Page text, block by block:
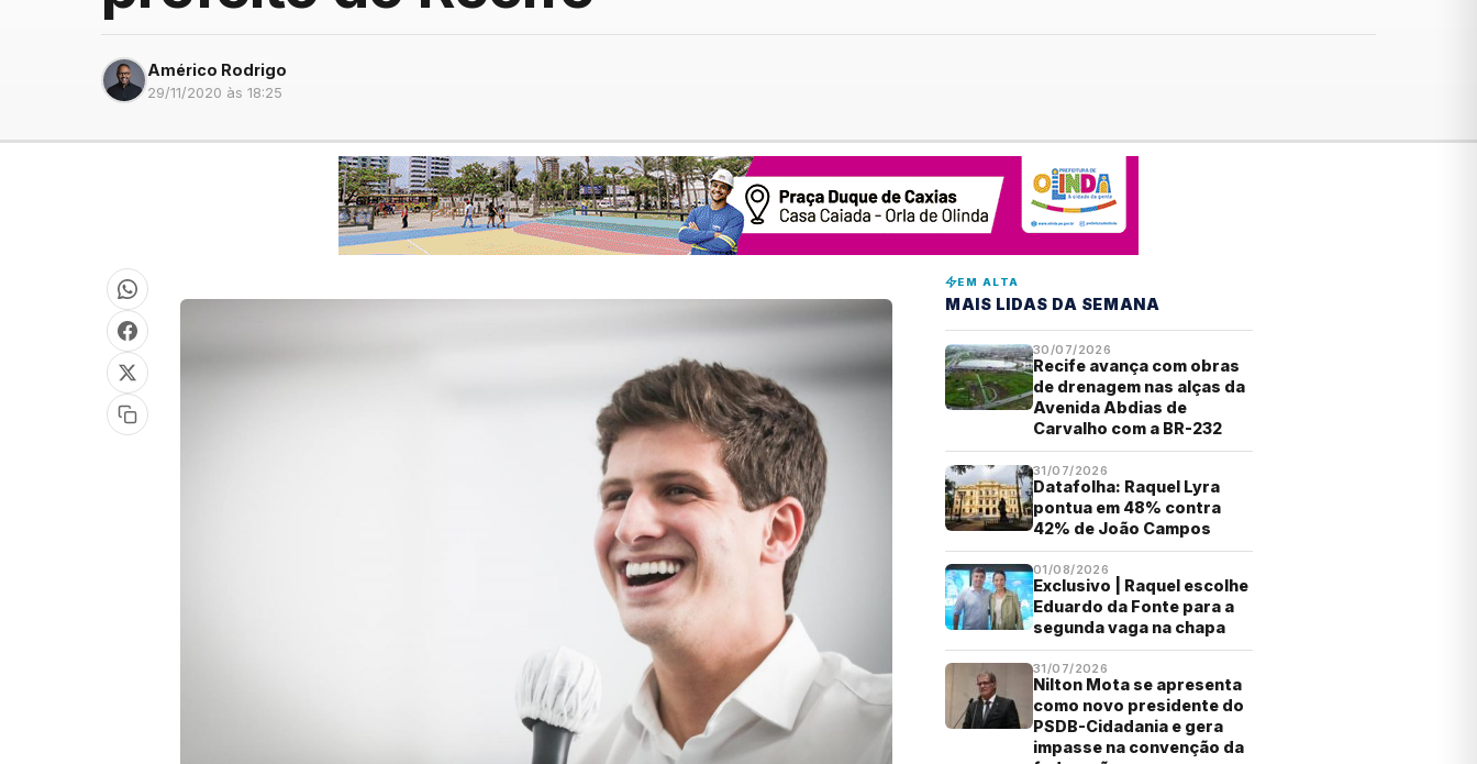
Américo Rodrigo
29/11/2020 às 18:25
EM ALTA
MAIS LIDAS DA SEMANA
30/07/2026
Recife avança com obras
de drenagem nas alças da
Avenida Abdias de
Carvalho com a BR-232
31/07/2026
Datafolha: Raquel Lyra
pontua em 48% contra
42% de João Campos
01/08/2026
Exclusivo | Raquel escolhe
Eduardo da Fonte para a
segunda vaga na chapa
31/07/2026
Nilton Mota se apresenta
como novo presidente do
PSDB-Cidadania e gera
impasse na convenção da